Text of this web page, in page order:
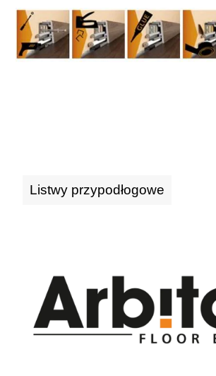
Listwy przypodłogowe